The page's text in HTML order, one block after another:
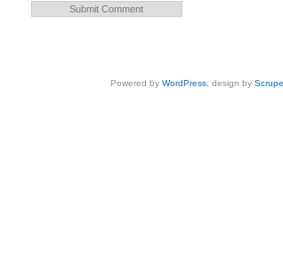
Powered byWordPress , design by